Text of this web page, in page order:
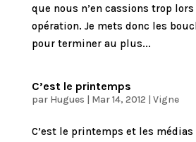
que nous n’en cassions trop
opération. Je mets donc les
pour terminer au plus...
C’est le printemps
par Hugues | Mar 14, 2012 | Vigne
C’est le printemps et les